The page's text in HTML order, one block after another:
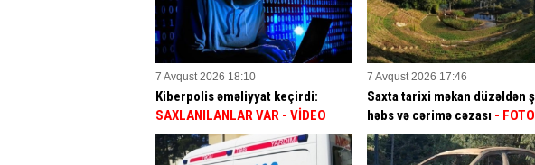
7 Avqust 2026 18:10
Kiberpolis əməliyyat keçirdi:
SAXLANILANLAR VAR - VİDEO
7 Avqust 2026 17:46
Saxta tarixi məkan düzəldən
həbs və cərimə cəzası - FOTO